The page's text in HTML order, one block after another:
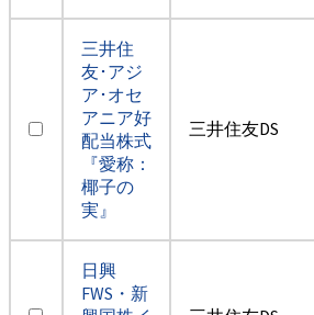
三井住
友･アジ
ア･オセ
アニア好
配当株式
『愛称：
椰子の
実』
三井住友DS
日興
FWS・新